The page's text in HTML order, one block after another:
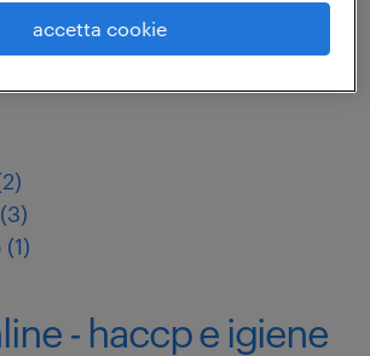
- haccp e igiene
accetta cookie